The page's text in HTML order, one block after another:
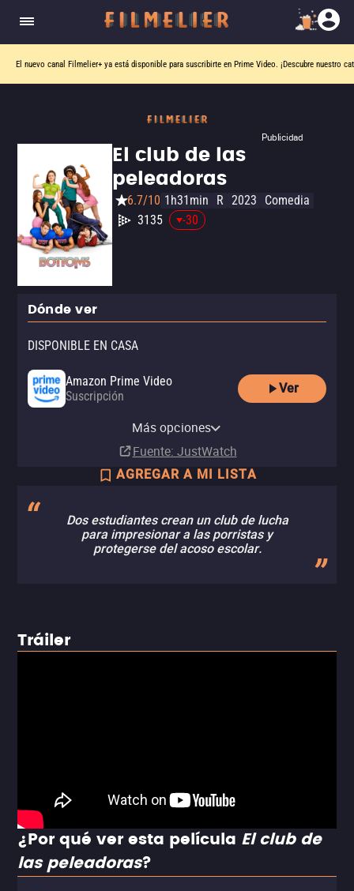
El nuevo canal Filmelier+ ya está disponible para suscribirte en Prime Video. ¡Descubre nuestro
Publicidad
El club de las
peleadoras
6.7/10 1h31min R 2023
Comedia
3135
-30
Dónde ver
DISPONIBLE EN CASA
Amazon Prime Video
Suscripción
Ver
Más opciones
Fuente: JustWatch
AGREGAR A MI LISTA
Dos estudiantes crean un club de lucha
para impresionar a las porristas y
protegerse del acoso escolar.
Tráiler
¿Por qué ver esta película El club de
las peleadoras?